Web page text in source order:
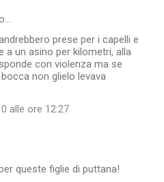
prese per i capelli e
a un asino per kilometri, alla
con violenza ma se
non glielo levava
alle ore 12:27
queste figlie di puttana!